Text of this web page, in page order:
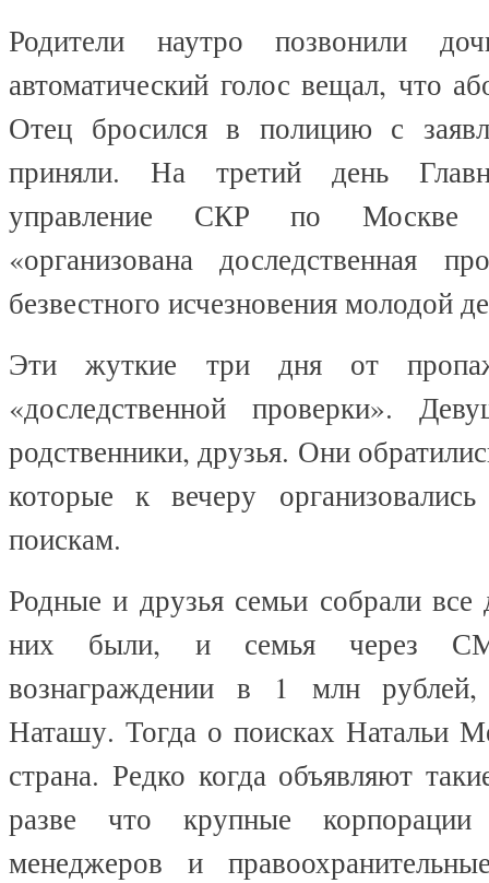
Родители наутро позвонили
автоматический голос вещал, что
Отец бросился в полицию с
приняли. На третий день
управление СКР по Москве
«организована доследственная
безвестного исчезновения молодой
Эти жуткие три дня от
«доследственной проверки».
родственники, друзья. Они
которые к вечеру
поискам.
Родные и друзья семьи собрали все
них были, и семья через
вознаграждении в 1 млн
Наташу. Тогда о поисках Натальи
страна. Редко когда объявляют
разве что крупные
менеджеров и